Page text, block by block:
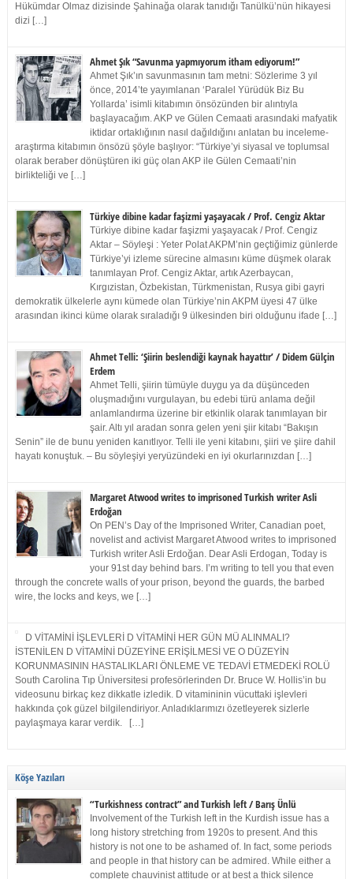
Hükümdar Olmaz dizisinde Şahinağa olarak tanıdığı Tanülkü’nün hikayesi
dizi […]
Ahmet Şık “Savunma yapmıyorum itham ediyorum!”
Ahmet Şık’ın savunmasının tam metni: Sözlerime 3 yıl
önce, 2014’te yayımlanan ‘Paralel Yürüdük Biz Bu
Yollarda’ isimli kitabımın önsözünden bir alıntıyla
başlayacağım. AKP ve Gülen Cemaati arasındaki mafyatik
iktidar ortaklığının nasıl dağıldığını anlatan bu inceleme-
araştırma kitabımın önsözü şöyle başlıyor: “Türkiye’yi siyasal ve toplumsal
olarak beraber dönüştüren iki güç olan AKP ile Gülen Cemaati’nin
birlikteliği ve […]
Türkiye dibine kadar faşizmi yaşayacak / Prof. Cengiz Aktar
Türkiye dibine kadar faşizmi yaşayacak / Prof. Cengiz
Aktar – Söyleşi : Yeter Polat AKPM’nin geçtiğimiz günlerde
Türkiye’yi izleme sürecine almasını küme düşmek olarak
tanımlayan Prof. Cengiz Aktar, artık Azerbaycan,
Kırgızistan, Özbekistan, Türkmenistan, Rusya gibi gayri
demokratik ülkelerle aynı kümede olan Türkiye’nin AKPM üyesi 47 ülke
arasından ikinci küme olarak sıraladığı 9 ülkesinden biri olduğunu ifade […]
Ahmet Telli: ‘Şiirin beslendiği kaynak hayattır’ / Didem Gülçin
Erdem
Ahmet Telli, şiirin tümüyle duygu ya da düşünceden
oluşmadığını vurgulayan, bu edebi türü anlama değil
anlamlandırma üzerine bir etkinlik olarak tanımlayan bir
şair. Altı yıl aradan sonra gelen yeni şiir kitabı “Bakışın
Senin” ile de bunu yeniden kanıtlıyor. Telli ile yeni kitabını, şiiri ve şiire dahil
hayatı konuştuk. – Bu söyleşiyi yeryüzündeki en iyi okurlarınızdan […]
Margaret Atwood writes to imprisoned Turkish writer Asli
Erdoğan
On PEN’s Day of the Imprisoned Writer, Canadian poet,
novelist and activist Margaret Atwood writes to imprisoned
Turkish writer Asli Erdoğan. Dear Asli Erdogan, Today is
your 91st day behind bars. I’m writing to tell you that even
through the concrete walls of your prison, beyond the guards, the barbed
wire, the locks and keys, we […]
D VİTAMİNİ İŞLEVLERİ D VİTAMİNİ HER GÜN MÜ ALINMALI?
İSTENİLEN D VİTAMİNİ DÜZEYİNE ERİŞİLMESİ VE O DÜZEYİN
KORUNMASININ HASTALIKLARI ÖNLEME VE TEDAVİ ETMEDEKİ ROLÜ
South Carolina Tıp Üniversitesi profesörlerinden Dr. Bruce W. Hollis’in bu
videosunu birkaç kez dikkatle izledik. D vitamininin vücuttaki işlevleri
hakkında çok güzel bilgilendiriyor. Anladıklarımızı özetleyerek sizlerle
paylaşmaya karar verdik. […]
Köşe Yazıları
“Turkishness contract” and Turkish left / Barış Ünlü
Involvement of the Turkish left in the Kurdish issue has a
long history stretching from 1920s to present. And this
history is not one to be ashamed of. In fact, some periods
and people in that history can be admired. While either a
complete chauvinist attitude or at best a thick silence